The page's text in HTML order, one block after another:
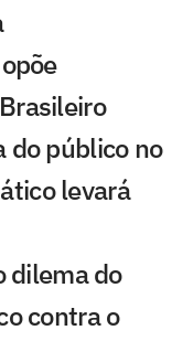
do público no
levará
dilema do
contra o